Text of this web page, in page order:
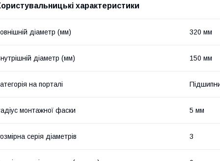
характеристики
діаметр (мм) 320 мм
діаметр (мм) 150 мм
на порталі
монтажної фаски 5 мм
серія діаметрів 3